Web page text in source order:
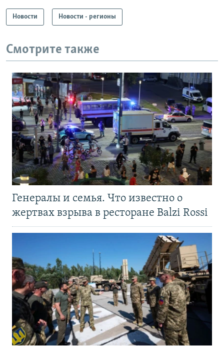
Новости Новости - регионы
Смотрите также
Генералы и семья. Что известно о
жертвах взрыва в ресторане Balzi Rossi